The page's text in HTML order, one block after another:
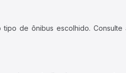
de ônibus escolhido. Consulte